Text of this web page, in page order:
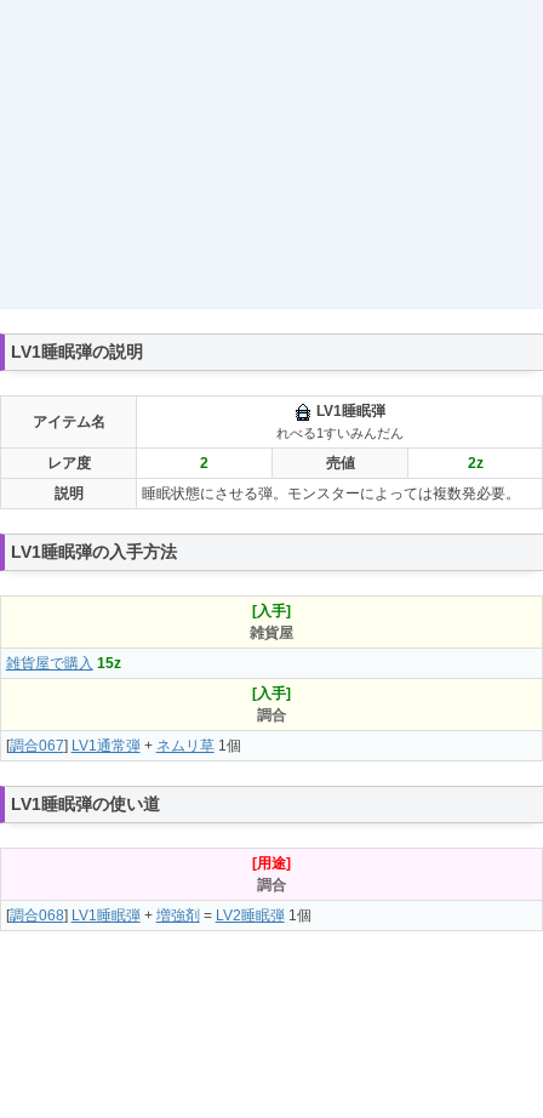
LV1睡眠弾の説明
アイテム名
LV1睡眠弾
れべる1すいみんだん
レア度 2 売値 2z
説明
睡眠状態にさせる弾。モンスターによっては複数発必要。
LV1睡眠弾の入手方法
[入手]
雑貨屋
雑貨屋で購入 15z
[入手]
調合
[調合067] LV1通常弾+ ネムリ草1個
LV1睡眠弾の使い道
[用途]
調合
[調合068] LV1睡眠弾+ 増強剤 = LV2睡眠弾1個